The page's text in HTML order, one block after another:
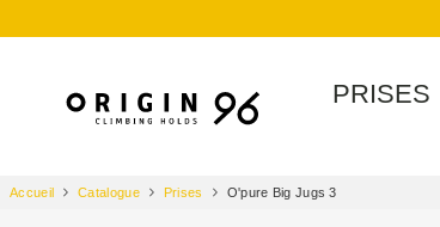
PRISES
Accueil Catalogue Prises O'pure Big Jugs 3